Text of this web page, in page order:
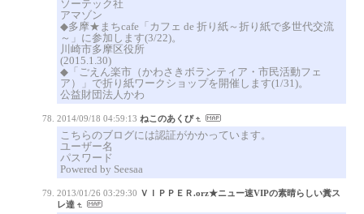
ソーテック社
アマゾン
◆多摩★まちcafe「カフェ de 折り紙～折り紙で多世代交流
～」に参加します(3/22)。
川崎市多摩区役所
(2015.1.30)
◆「ごえん楽市（かわさきボランティア・市民活動フェ
ア）」で折り紙ワークショップを開催します(1/31)。
公益財団法人かわ
2014/09/18 04:59:13 ねこのあくび
こちらのブログには認証がかかっています。
ユーザー名
パスワード
Powered by Seesaa
2013/01/26 03:29:30 ＶＩＰＰＥＲ.orz★ニュー速VIPの素晴らしい糞ス
レ達